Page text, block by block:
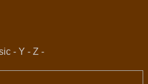
- Y - Z -